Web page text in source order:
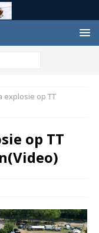
explosie op TT
op TT